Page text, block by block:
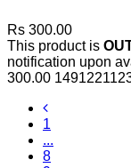
Rs 300.00
This product is
notification upon
300.00
1
...
8